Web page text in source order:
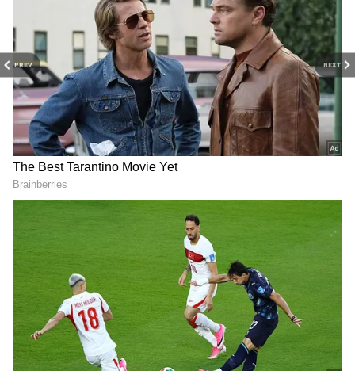
PREV NEXT
అలాంటప్పుడు పైలెట్లు విమానాన్ని సురక్షితంగా నియంత్రిస్తూ
ప్రయాణాన్ని కొనసాగిస్తారు.